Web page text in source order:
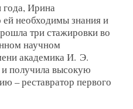
года, Ирина
ей необходимы знания и
три стажировки во
научном
академика И. Э.
получила высокую
– реставратор первого